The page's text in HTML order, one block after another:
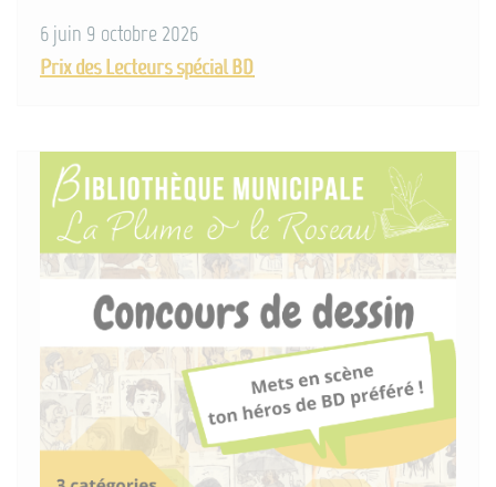
6 juin 9 octobre 2026
Prix des Lecteurs spécial BD